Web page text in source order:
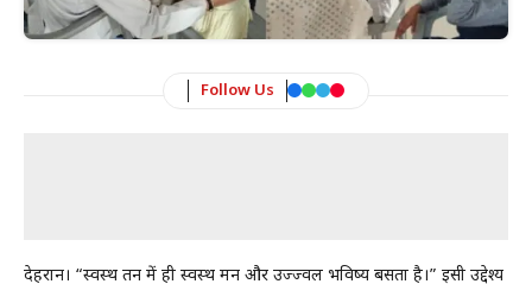
Follow Us
देहरादून। “स्वस्थ तन में ही स्वस्थ मन और उज्ज्वल भविष्य बसता है।” इसी उद्देश्य